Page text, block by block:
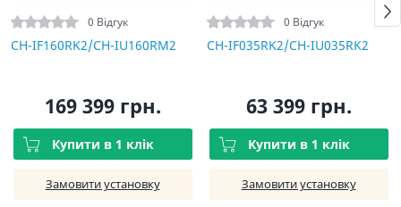
0 Відгук
CH-IF160RK2/CH-IU160RM2
169 399 грн.
Купити в 1 клік
Замовити установку
0 Відгук
CH-IF035RK2/CH-IU035RK2
63 399 грн.
Купити в 1 клік
Замовити установку